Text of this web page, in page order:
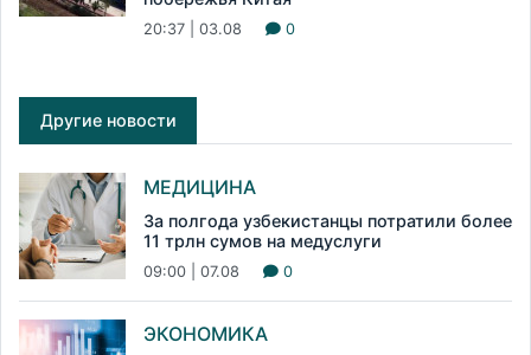
20:37 | 03.08 0
Другие новости
МЕДИЦИНА
За полгода узбекистанцы потратили более
11 трлн сумов на медуслуги
09:00 | 07.08 0
ЭКОНОМИКА